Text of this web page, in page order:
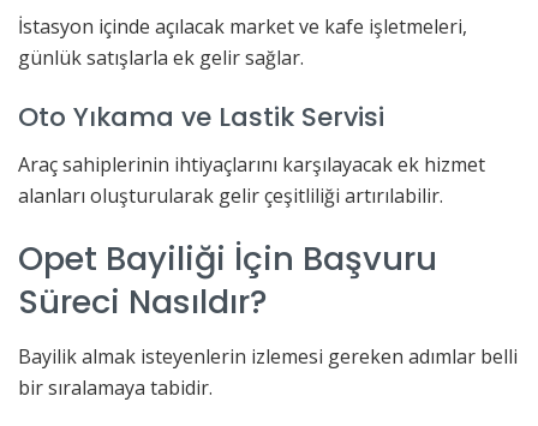
İstasyon içinde açılacak market ve kafe işletmeleri,
günlük satışlarla ek gelir sağlar.
Oto Yıkama ve Lastik Servisi
Araç sahiplerinin ihtiyaçlarını karşılayacak ek hizmet
alanları oluşturularak gelir çeşitliliği artırılabilir.
Opet Bayiliği İçin Başvuru
Süreci Nasıldır?
Bayilik almak isteyenlerin izlemesi gereken adımlar belli
bir sıralamaya tabidir.